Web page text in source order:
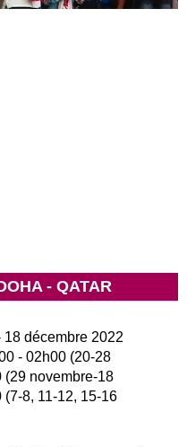
- QATAR
décembre 2022
- 02h00 (20-28
(29 novembre-18
8, 11-12, 15-16